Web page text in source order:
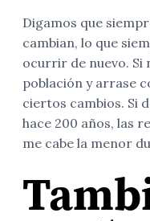
Digamos que
cambian, lo que
ocurrir de nuevo. Si
población y arrase
ciertos cambios. Si
hace 200 años, las
me cabe la menor